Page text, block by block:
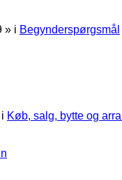
» i Begynderspørgsmål
Køb, salg, bytte og